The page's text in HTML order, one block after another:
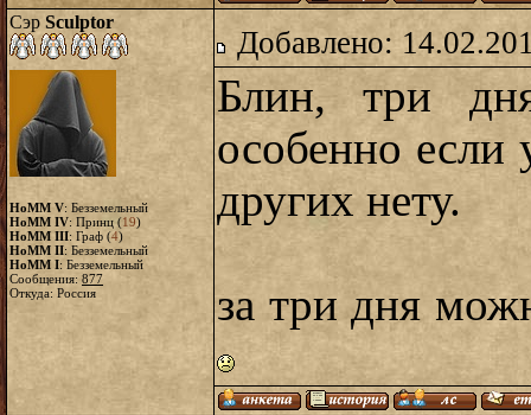
Сэр Sculptor
HoMM V: Безземельный
HoMM IV: Принц (19)
HoMM III: Граф (4)
HoMM II: Безземельный
HoMM I: Безземельный
Сообщения: 877
Откуда: Россия
Добавлено:
Блин, три
особенно если
других нету.
за три дня